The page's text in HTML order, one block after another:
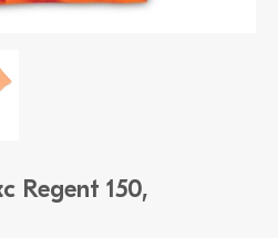
Regent 150,